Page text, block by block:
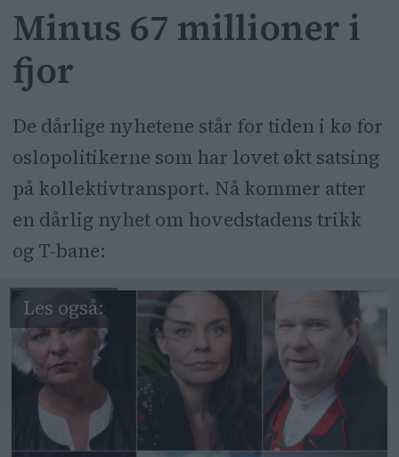
Minus 67 millioner i
fjor
De dårlige nyhetene står for tiden i kø for
oslopolitikerne som har lovet økt satsing
på kollektivtransport. Nå kommer atter
en dårlig nyhet om hovedstadens trikk
og T-bane: